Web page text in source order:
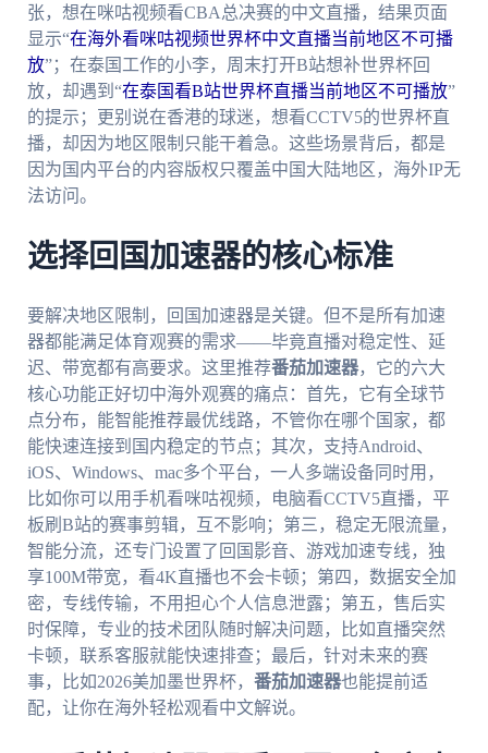
张，想在咪咕视频看CBA总决赛的中文直播，结果页面
显示“在海外看咪咕视频世界杯中文直播当前地区不可播
放”；在泰国工作的小李，周末打开B站想补世界杯回
放，却遇到“在泰国看B站世界杯直播当前地区不可播放”
的提示；更别说在香港的球迷，想看CCTV5的世界杯直
播，却因为地区限制只能干着急。这些场景背后，都是
因为国内平台的内容版权只覆盖中国大陆地区，海外IP无
法访问。
选择回国加速器的核心标准
要解决地区限制，回国加速器是关键。但不是所有加速
器都能满足体育观赛的需求——毕竟直播对稳定性、延
迟、带宽都有高要求。这里推荐番茄加速器，它的六大
核心功能正好切中海外观赛的痛点：首先，它有全球节
点分布，能智能推荐最优线路，不管你在哪个国家，都
能快速连接到国内稳定的节点；其次，支持Android、
iOS、Windows、mac多个平台，一人多端设备同时用，
比如你可以用手机看咪咕视频，电脑看CCTV5直播，平
板刷B站的赛事剪辑，互不影响；第三，稳定无限流量，
智能分流，还专门设置了回国影音、游戏加速专线，独
享100M带宽，看4K直播也不会卡顿；第四，数据安全加
密，专线传输，不用担心个人信息泄露；第五，售后实
时保障，专业的技术团队随时解决问题，比如直播突然
卡顿，联系客服就能快速排查；最后，针对未来的赛
事，比如2026美加墨世界杯， 番茄加速器也能提前适
配，让你在海外轻松观看中文解说。